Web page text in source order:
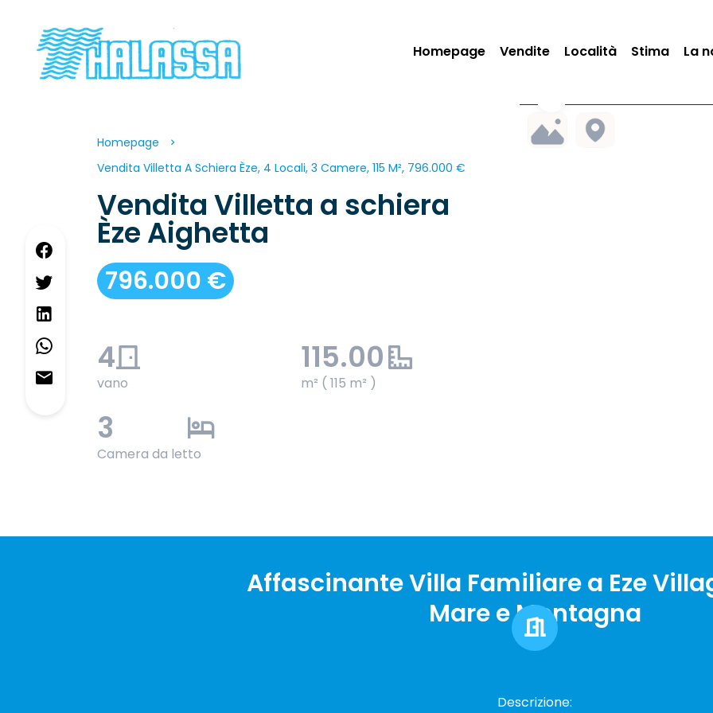
Homepage Vendite Località Stima La
Homepage
Vendita Villetta A Schiera Èze, 4 Locali, 3 Camere, 115 M², 796.000 €
Vendita Villetta a schiera
Èze Aighetta
796.000 €
4
vano
115.00
m² ( 115 m² )
3
Camera da letto
Affascinante Villa Familiare a Eze
Mare e Montagna
Descrizione: